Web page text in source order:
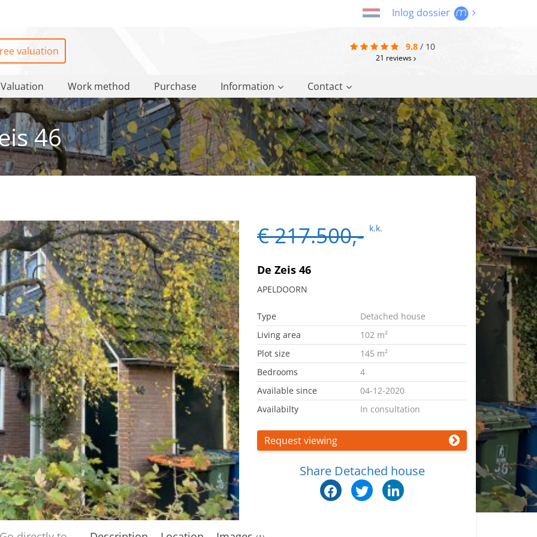
Inlog dossier
valuation 9.8 / 10
21 reviews
Valuation Work method Purchase Information Contact
46
€ 217.500,- k.k.
De Zeis 46
APELDOORN
Type
Detached house
Living area
102 m²
Plot size
145 m²
Bedrooms
4
Available since
04-12-2020
Availabilty
In consultation
Request viewing
Share Detached house